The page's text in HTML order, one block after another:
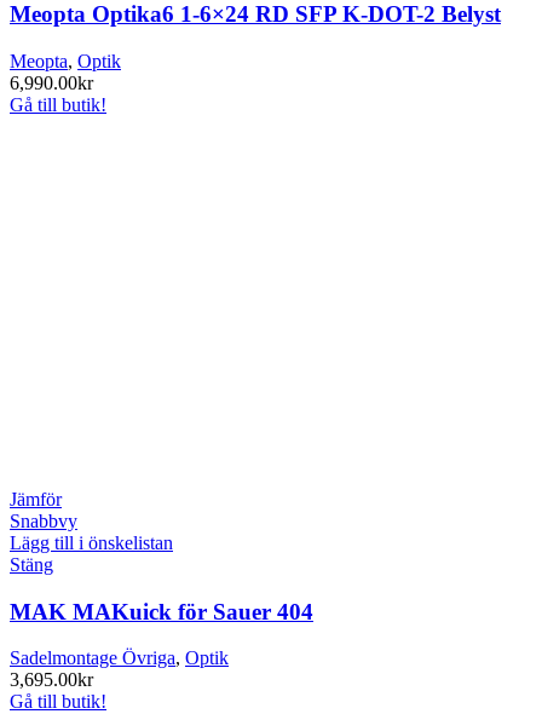
Meopta Optika6 1-6×24 RD SFP K-DOT-2 Belyst
Meopta, Optik
6,990.00kr
Gå till butik!
Jämför
Snabbvy
Lägg till i önskelistan
Stäng
MAK MAKuick för Sauer 404
Sadelmontage Övriga, Optik
3,695.00kr
Gå till butik!